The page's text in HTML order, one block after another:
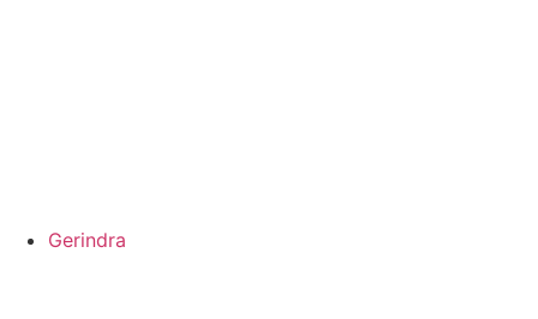
Gerindra